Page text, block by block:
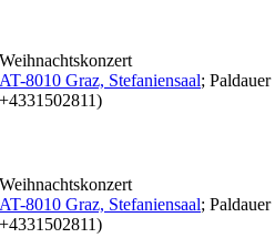
Weihnachtskonzert
AT-8010 Graz, Stefaniensaal;
+4331502811)
Weihnachtskonzert
AT-8010 Graz, Stefaniensaal;
+4331502811)